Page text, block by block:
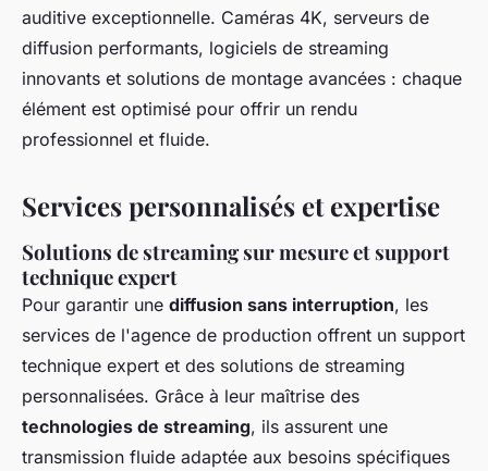
Louis•9 juillet 2024•2 min de lecture
auditive exceptionnelle. Caméras 4K, serveurs de
diffusion performants, logiciels de streaming
innovants et solutions de montage avancées : chaque
élément est optimisé pour offrir un rendu
professionnel et fluide.
Services personnalisés et expertise
Solutions de streaming sur mesure et support
technique expert
Pour garantir une diffusion sans interruption, les
services de l'agence de production offrent un support
technique expert et des solutions de streaming
personnalisées. Grâce à leur maîtrise des
technologies de streaming, ils assurent une
transmission fluide adaptée aux besoins spécifiques